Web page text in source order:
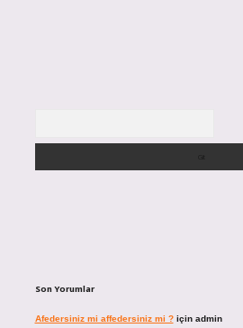
Son Yorumlar
Afedersiniz mi affedersiniz mi ?için admin